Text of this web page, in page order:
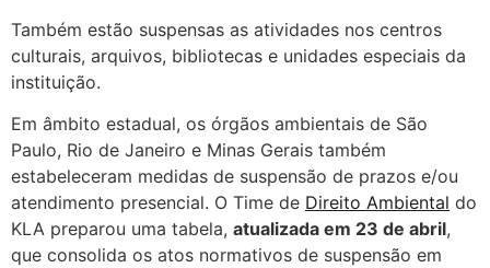
Também estão suspensas as atividades nos centros
culturais, arquivos, bibliotecas e unidades especiais da
instituição.
Em âmbito estadual, os órgãos ambientais de São
Paulo, Rio de Janeiro e Minas Gerais também
estabeleceram medidas de suspensão de prazos e/ou
atendimento presencial. O Time de Direito Ambiental do
KLA preparou uma tabela, atualizada em 23 de abril,
que consolida os atos normativos de suspensão em